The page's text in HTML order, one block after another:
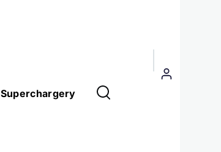
Superchargery
Menu
uživatelského